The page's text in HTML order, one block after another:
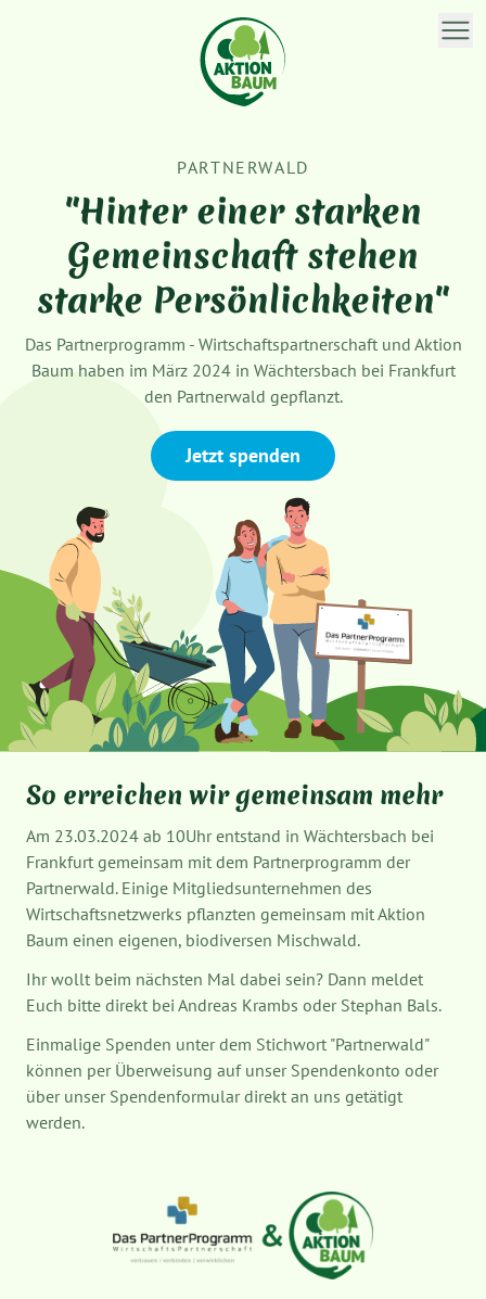
PARTNERWALD
"Hinter einer starken
Gemeinschaft stehen
starke Persönlichkeiten"
Das Partnerprogramm - Wirtschaftspartnerschaft und Aktion
Baum haben im März 2024 in Wächtersbach bei Frankfurt
den Partnerwald gepflanzt.
Jetzt spenden
So erreichen wir gemeinsam mehr
Am 23.03.2024 ab 10Uhr entstand in Wächtersbach bei
Frankfurt gemeinsam mit dem Partnerprogramm der
Partnerwald. Einige Mitgliedsunternehmen des
Wirtschaftsnetzwerks pflanzten gemeinsam mit Aktion
Baum einen eigenen, biodiversen Mischwald.
Ihr wollt beim nächsten Mal dabei sein? Dann meldet
Euch bitte direkt bei Andreas Krambs oder Stephan Bals.
Einmalige Spenden unter dem Stichwort "Partnerwald"
können per Überweisung auf unser Spendenkonto oder
über unser Spendenformular direkt an uns getätigt
werden.